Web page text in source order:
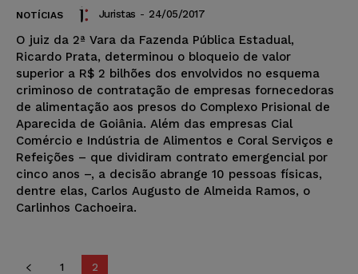
NOTÍCIAS Juristas - 24/05/2017
O juiz da 2ª Vara da Fazenda Pública Estadual,
Ricardo Prata, determinou o bloqueio de valor
superior a R$ 2 bilhões dos envolvidos no esquema
criminoso de contratação de empresas fornecedoras
de alimentação aos presos do Complexo Prisional de
Aparecida de Goiânia. Além das empresas Cial
Comércio e Indústria de Alimentos e Coral Serviços e
Refeições – que dividiram contrato emergencial por
cinco anos –, a decisão abrange 10 pessoas físicas,
dentre elas, Carlos Augusto de Almeida Ramos, o
Carlinhos Cachoeira.
1 2